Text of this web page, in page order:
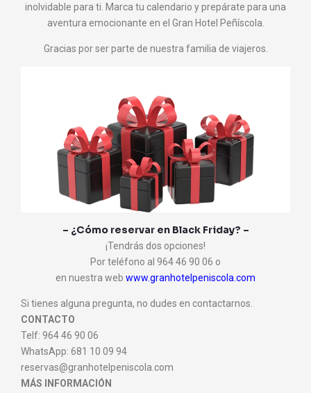
inolvidable para ti. Marca tu calendario y prepárate para una
aventura emocionante en el Gran Hotel Peñíscola.
Gracias por ser parte de nuestra familia de viajeros.
– ¿Cómo reservar en Black Friday? –
¡Tendrás dos opciones!
Por teléfono al 964 46 90 06 o
en nuestra web www.granhotelpeniscola.com
Si tienes alguna pregunta, no dudes en contactarnos.
CONTACTO
Telf: 964 46 90 06
WhatsApp: 681 10 09 94
reservas@granhotelpeniscola.com
MÁS INFORMACIÓN